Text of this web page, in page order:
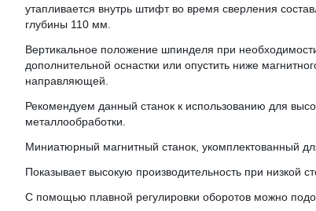
утапливается внутрь штифт во время сверления
глубины 110 мм.
Вертикальное положение шпинделя при
дополнительной оснастки или опустить ниже
направляющей.
Рекомендуем данный станок к использованию для
металлообработки.
Миниатюрный магнитный станок, укомплектованный
Показывает высокую производительность при низкой
С помощью плавной регулировки оборотов можно